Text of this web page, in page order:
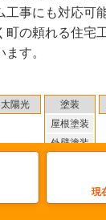
太陽光
塗装
屋根塗装
外壁塗装
工事にも対応可
町の頼れる住宅
す。
現